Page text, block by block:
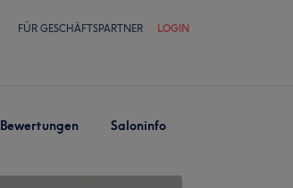
FÜR GESCHÄFTSPARTNER LOGIN
Bewertungen Saloninfo